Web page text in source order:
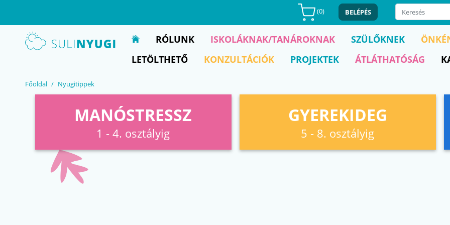
(0) BELÉPÉS
RÓLUNK ISKOLÁKNAK/TANÁROKNAK SZÜLŐKNEK
LETÖLTHETŐ
KONZULTÁCIÓK PROJEKTEK ÁTLÁTHATÓSÁG
Főoldal Nyugitippek
MANÓSTRESSZ
1 - 4. osztályig
GYEREKIDEG
5 - 8. osztályig